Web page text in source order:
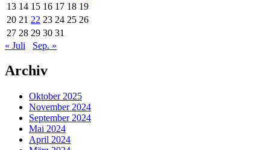
13 14 15 16 17 18 19
20 21 22 23 24 25 26
27 28 29 30 31
« Juli
Sep. »
Archiv
Oktober 2025
November 2024
September 2024
Mai 2024
April 2024